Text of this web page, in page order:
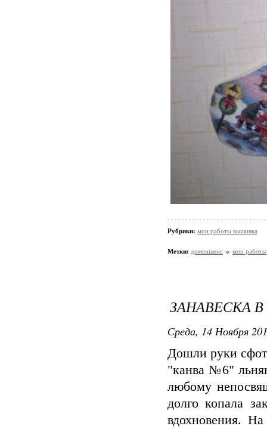
Рубрики: мои работы вышивка
Метки: дименшенс мои работы
ЗАНАВЕСКА
Среда, 14 Ноября
Дошли руки
"канва №6"
любому
долго копала
вдохновения.